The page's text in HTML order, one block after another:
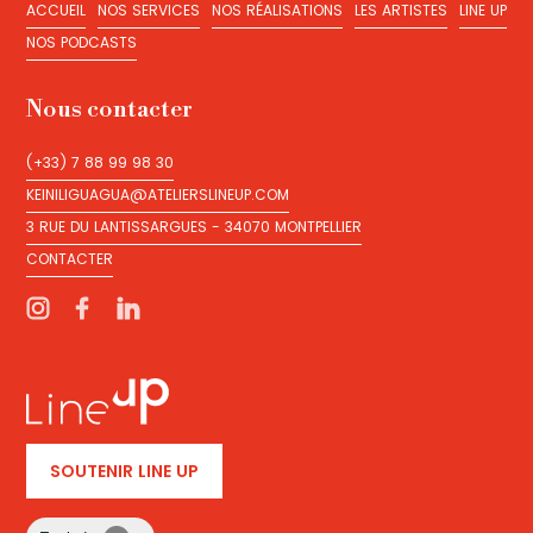
SOUTENIR LINE UP
ACCUEIL
ACCUEIL
NOS SERVICES
NOS SERVICES
NOS RÉALISATIONS
LES ARTISTES
LINE UP
NOS PODCASTS
Nous contacter
(+33) 7 88 99 98 30
(+33) 7 88 99 98 30
KEINILIGUAGUA@ATELIERSLINEUP.COM
KEINILIGUAGUA@ATELIERSLINEUP.COM
3 RUE DU LANTISSARGUES - 34070 MONTPELLIER
3 RUE DU LANTISSARGUES - 34070 MONTPELLIER
CONTACTER